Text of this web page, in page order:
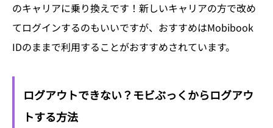
のキャリアに乗り換えです！新しいキャリアの方で改め
てログインするのもいいですが、おすすめはMobibook
IDのままで利用することがおすすめされています。
ログアウトできない？モビぶっくからログアウ
トする方法